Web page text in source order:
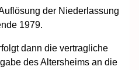
der Niederlassung
1979.
dann die vertragliche
des Altersheims an die